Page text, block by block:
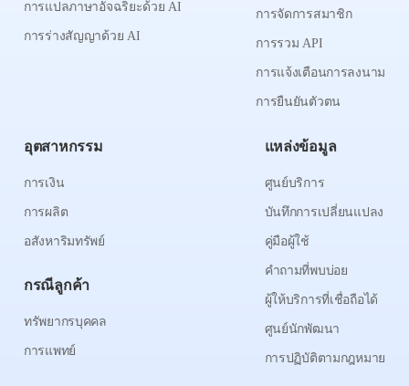
การแปลภาษาอัจฉริยะด้วย AI
การร่างสัญญาด้วย AI
การจัดการสมาชิก
การรวม API
การแจ้งเตือนการลงนาม
การยืนยันตัวตน
อุตสาหกรรม
การเงิน
การผลิต
อสังหาริมทรัพย์
กรณีลูกค้า
ทรัพยากรบุคคล
การแพทย์
แหล่งข้อมูล
ศูนย์บริการ
บันทึกการเปลี่ยนแปลง
คู่มือผู้ใช้
คำถามที่พบบ่อย
ผู้ให้บริการที่เชื่อถือได้
ศูนย์นักพัฒนา
การปฏิบัติตามกฎหมาย